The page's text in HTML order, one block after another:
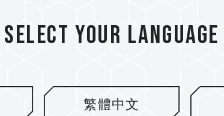
Select your language
繁體中文